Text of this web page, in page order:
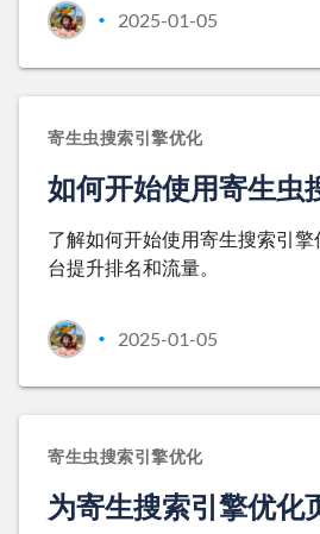
• 2025-01-05
寄生虫搜索引擎优化
如何开始使用寄生虫
了解如何开始使用寄生搜索引
台提升排名和流量。
• 2025-01-05
寄生虫搜索引擎优化
为寄生搜索引擎优化